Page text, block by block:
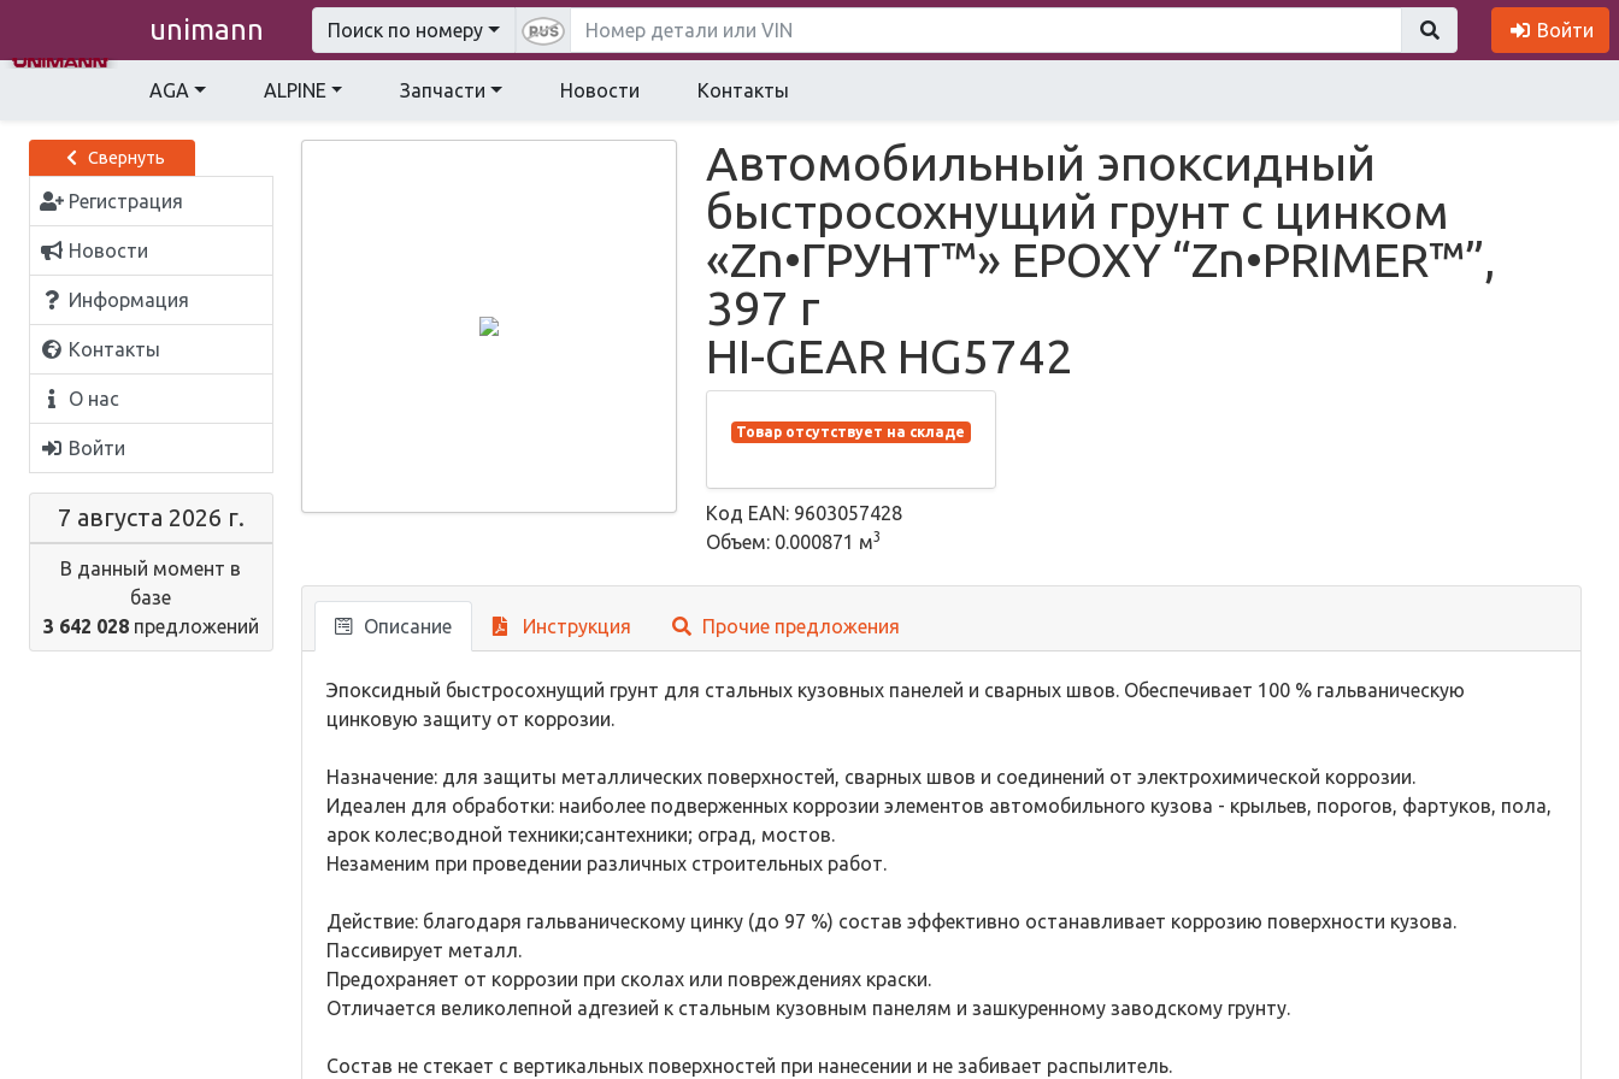
unimann Поиск по номеру Войти
AGA ALPINE Запчасти Новости Контакты
Свернуть
Регистрация
Новости
Информация
Контакты
О нас
Войти
7 августа 2026 г.
В данный момент в
базе
3 642 028предложений
Автомобильный эпоксидный
быстросохнущий грунт с цинком
«Zn•ГРУНТ™» EPOXY “Zn•PRIMER™”,
397 г
HI-GEAR HG5742
Товар отсутствует на складе
Код EAN: 9603057428
Объем: 0.000871 м3
Описание Инструкция Прочие предложения
Эпоксидный быстросохнущий грунт для стальных кузовных панелей и сварных швов. Обеспечивает 100 % гальваническую
цинковую защиту от коррозии.
Назначение: для защиты металлических поверхностей, сварных швов и соединений от электрохимической коррозии.
Идеален для обработки: наиболее подверженных коррозии элементов автомобильного кузова - крыльев, порогов, фартуков, пола,
арок колес;водной техники;сантехники; оград, мостов.
Незаменим при проведении различных строительных работ.
Действие: благодаря гальваническому цинку (до 97 %) состав эффективно останавливает коррозию поверхности кузова.
Пассивирует металл.
Предохраняет от коррозии при сколах или повреждениях краски.
Отличается великолепной адгезией к стальным кузовным панелям и зашкуренному заводскому грунту.
Состав не стекает с вертикальных поверхностей при нанесении и не забивает распылитель.